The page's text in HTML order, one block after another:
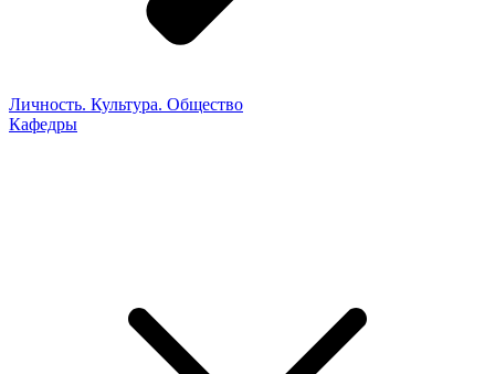
Личность. Культура. Общество
Кафедры